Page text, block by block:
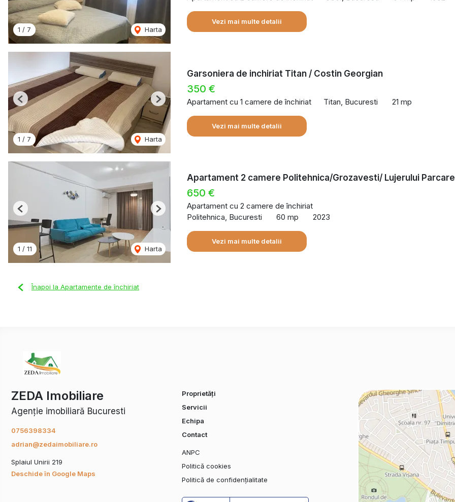
1 / 7 Harta
Vezi mai multe detalii
1 / 7 Harta
Previous Next
Garsoniera de inchiriat Titan / Costin Georgian
350 €
Apartament cu 1 camere de închiriat Titan, Bucuresti 21 mp
Vezi mai multe detalii
1 / 11 Harta
Previous Next
Apartament 2 camere Politehnica/Grozavesti/ Lujerului Parcare
650 €
Apartament cu 2 camere de închiriat
Politehnica, Bucuresti
60 mp 2023
Vezi mai multe detalii
Înapoi la Apartamente de închiriat
ZEDA Imobiliare
Agenție imobiliară Bucuresti
0756398334
adrian@zedaimobiliare.ro
Splaiul Unirii 219
Deschide în Google Maps
Proprietăți
Servicii
Echipa
Contact
ANPC
Politică cookies
Politică de confidențialitate